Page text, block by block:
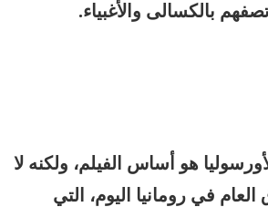
بالكسالى والأغبياء.
هو أساس الفيلم، ولكنه لا
في رومانيا اليوم، التي